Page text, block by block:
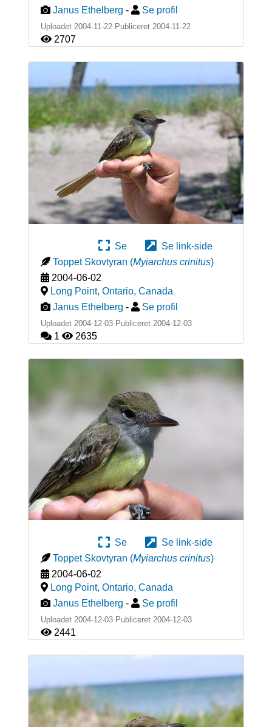
Janus Ethelberg - Se profil
Uploadet 2004-11-22 Publiceret 2004-11-22
2707
Se
Se link-side
Toppet Skovtyran (Myiarchus crinitus)
2004-06-02
Long Point, Ontario, Canada
Janus Ethelberg - Se profil
Uploadet 2004-12-03 Publiceret 2004-12-03
1 2635
Se
Se link-side
Toppet Skovtyran (Myiarchus crinitus)
2004-06-02
Long Point, Ontario, Canada
Janus Ethelberg - Se profil
Uploadet 2004-12-03 Publiceret 2004-12-03
2441